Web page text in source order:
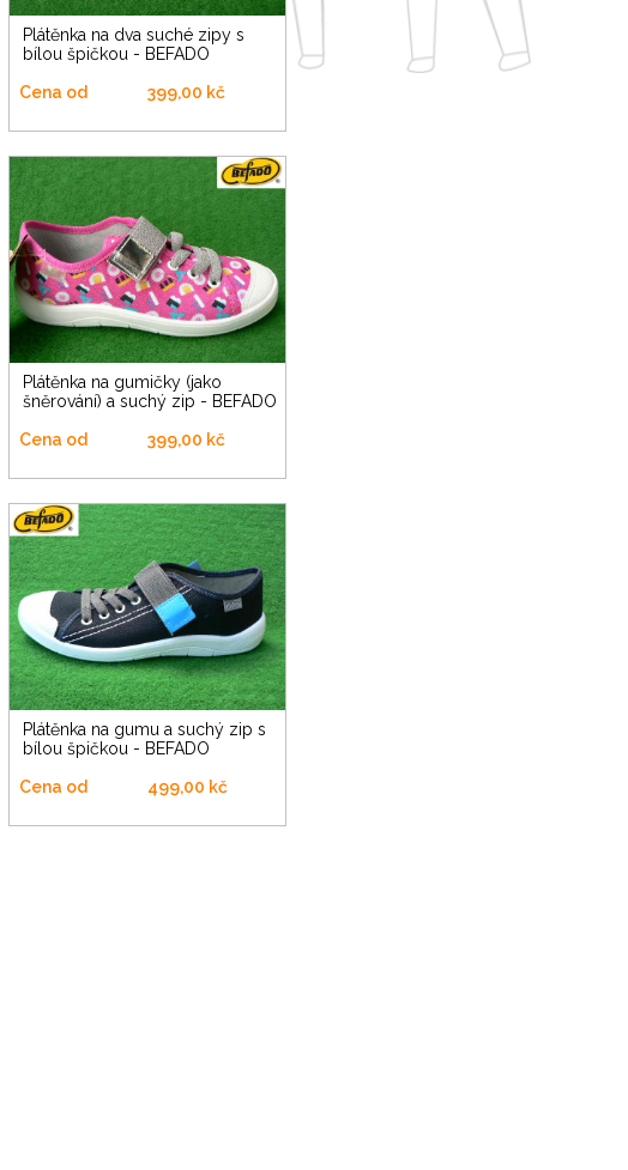
Plátěnka na dva suché zipy s
bílou špičkou - BEFADO
Cena od 399,00 kč
Plátěnka na gumičky (jako
šněrování) a suchý zip - BEFADO
Cena od 399,00 kč
Plátěnka na gumu a suchý zip s
bílou špičkou - BEFADO
Cena od 499,00 kč